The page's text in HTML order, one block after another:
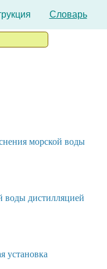
Словарь
морской воды
воды дистилляцией
установка